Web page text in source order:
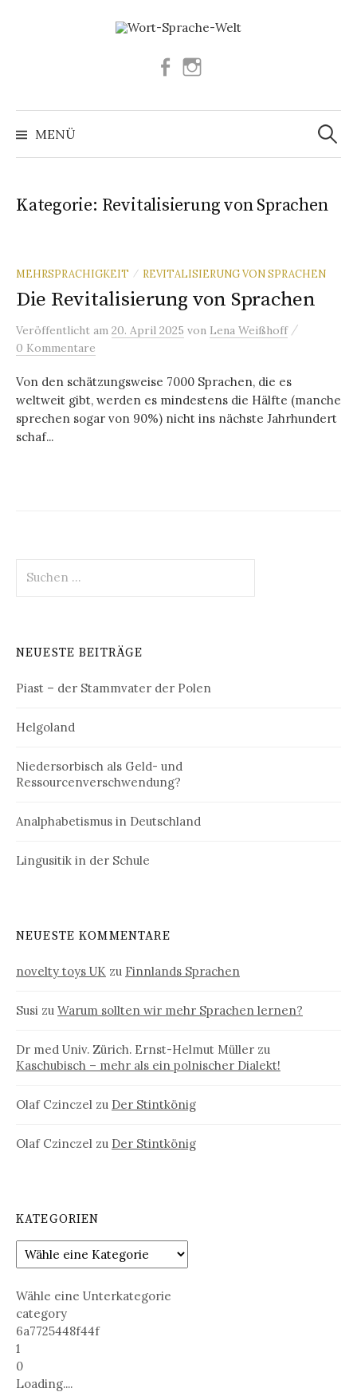
Facebook
MENÜ
Suchen
nach:
Kategorie: Revitalisierung von Sprachen
MEHRSPRACHIGKEIT / REVITALISIERUNG VON SPRACHEN
Die Revitalisierung von Sprachen
Veröffentlicht am 20. April 2025 von Lena Weißhoff /
0 Kommentare
Von den schätzungsweise 7000 Sprachen, die es
weltweit gibt, werden es mindestens die Hälfte (manche
sprechen sogar von 90%) nicht ins nächste Jahrhundert
schaf...
nach:
NEUESTE BEITRÄGE
Piast – der Stammvater der Polen
Helgoland
Niedersorbisch als Geld- und
Ressourcenverschwendung?
Analphabetismus in Deutschland
Lingusitik in der Schule
NEUESTE KOMMENTARE
novelty toys UK zu Finnlands Sprachen
Susi zu Warum sollten wir mehr Sprachen lernen?
Dr med Univ. Zürich. Ernst-Helmut Müller zu
Kaschubisch – mehr als ein polnischer Dialekt!
Olaf Czinczel zu Der Stintkönig
Olaf Czinczel zu Der Stintkönig
KATEGORIEN
Wähle eine Unterkategorie
category
6a7725448f44f
1
0
Loading....